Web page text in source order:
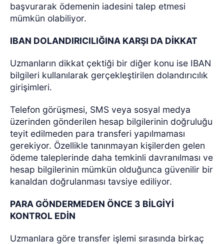
başvurarak ödemenin iadesini talep etmesi
mümkün olabiliyor.
IBAN DOLANDIRICILIĞINA KARŞI DA DİKKAT
Uzmanların dikkat çektiği bir diğer konu ise IBAN
bilgileri kullanılarak gerçekleştirilen dolandırıcılık
girişimleri.
Telefon görüşmesi, SMS veya sosyal medya
üzerinden gönderilen hesap bilgilerinin doğruluğu
teyit edilmeden para transferi yapılmaması
gerekiyor. Özellikle tanınmayan kişilerden gelen
ödeme taleplerinde daha temkinli davranılması ve
hesap bilgilerinin mümkün olduğunca güvenilir bir
kanaldan doğrulanması tavsiye ediliyor.
PARA GÖNDERMEDEN ÖNCE 3 BİLGİYİ
KONTROL EDİN
Uzmanlara göre transfer işlemi sırasında birkaç